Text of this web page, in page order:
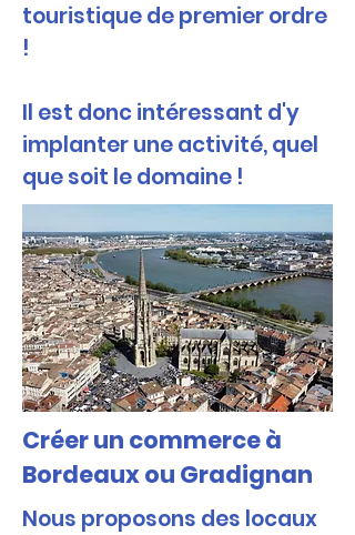
touristique de premier ordre
!
Il est donc intéressant d'y
implanter une activité, quel
que soit le domaine !
Créer un commerce à
Bordeaux ou Gradignan
Nous proposons des locaux